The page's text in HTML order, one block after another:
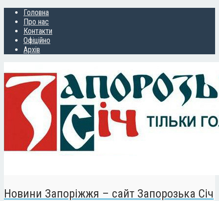
Головна
Про нас
Контакти
Офіційно
Архів
Новини Запоріжжя – сайт Запорозька Січ